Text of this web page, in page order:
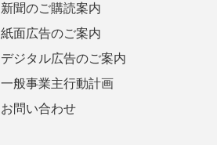
新聞のご購読案内
紙面広告のご案内
デジタル広告のご案内
一般事業主行動計画
お問い合わせ